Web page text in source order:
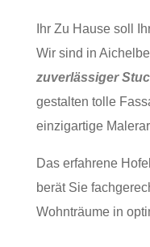
Ihr Zu Hause soll
Wir sind in
zuverlässiger
gestalten tolle
einzigartige
Das erfahrene
berät Sie
Wohnträume in